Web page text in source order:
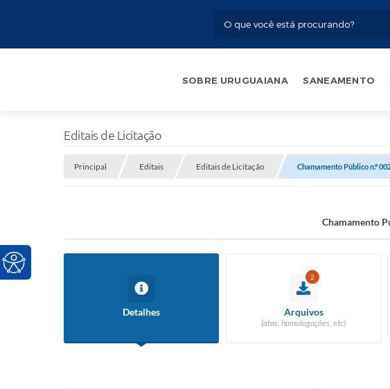
SOBRE URUGUAIANA SANEAMENTO
Editais de Licitação
Principal Editais Editais de Licitação Chamamento Público n.º
Chamamento
Detalhes
2
Arquivos
(atas, homologações, etc)